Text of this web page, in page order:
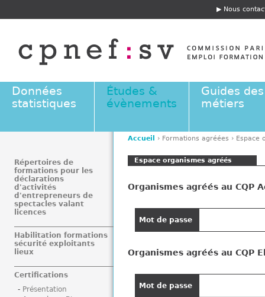
E
t
ê
e
Nous
Données
statistiques
Études &
évènements
Guides des
métiers
s
i
Accueil › Formations agréées › Espace
Espace organismes agréés
Organismes agréés au CQP
Mot de passe
Organismes agréés au CQP
Mot de passe
Répertoires de
formations pour les
déclarations
d'activités
d'entrepreneurs de
spectacles valant
licences
Habilitation formations
sécurité exploitants
lieux
Certifications
Présentation